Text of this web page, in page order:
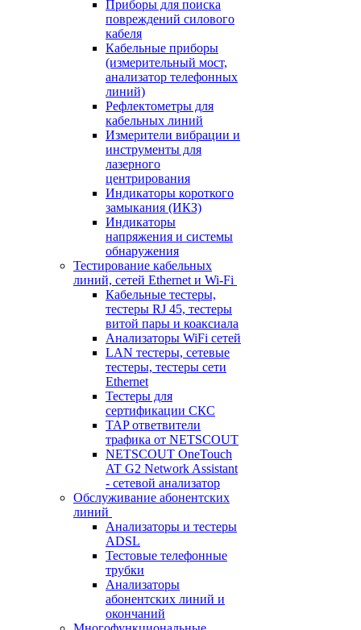
Приборы для поиска
повреждений силового
кабеля
Кабельные приборы
(измерительный мост,
анализатор телефонных
линий)
Рефлектометры для
кабельных линий
Измерители вибрации и
инструменты для
лазерного
центрирования
Индикаторы короткого
замыкания (ИКЗ)
Индикаторы
напряжения и системы
обнаружения
Тестирование кабельных
линий, сетей Ethernet и Wi-Fi
Кабельные тестеры,
тестеры RJ 45, тестеры
витой пары и коаксиала
Анализаторы WiFi сетей
LAN тестеры, сетевые
тестеры, тестеры сети
Ethernet
Тестеры для
сертификации СКС
TAP ответвители
трафика от NETSCOUT
NETSCOUT OneTouch
AT G2 Network Assistant
- сетевой анализатор
Обслуживание абонентских
линий
Анализаторы и тестеры
ADSL
Тестовые телефонные
трубки
Анализаторы
абонентских линий и
окончаний